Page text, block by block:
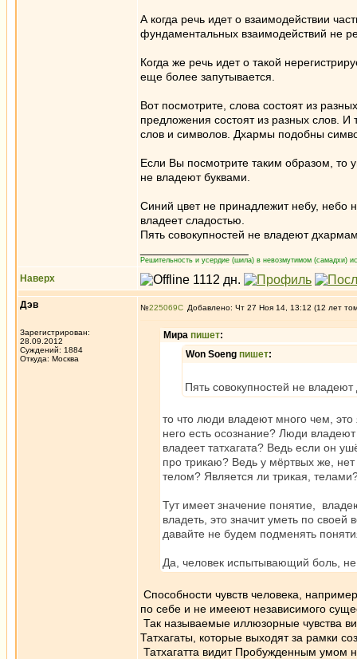
А когда речь идет о взаимодействии
фундаментальных взаимодействий не
Когда же речь идет о такой
еще более запутывается.
Вот посмотрите, слова состоят из
предложения состоят из разных слов.
слов и символов. Дхармы подобны
Если Вы посмотрите таким образом, то
не владеют буквами.
Синий цвет не принадлежит небу, небо
владеет сладостью.
Пять совокупностей не владеют
Решительность и усердие (шила) в невозмутимом (самадхи)
Наверх
Дэв
Зарегистрирован:
28.09.2012
Суждений: 1884
Откуда: Москва
№225069 Добавлено: Чт 27 Ноя 14, 13:12 (12 лет
Мира пишет:
Won Soeng пишет:
Пять совокупностей не
то что люди владеют много чем, это
него есть осознание? Люди
владеет татхагата? Ведь если он
про трикаю? Ведь у мёртвых же,
телом? Является ли трикая,
Тут имеет значение понятие,
владеть, это значит уметь по своей
давайте не будем подменять
Да, человек испытывающий боль,
Способности чувств человека,
по себе и не имееют независимого
Так называемые иллюзорные чувства
Татхагаты, которые выходят за рамки
Татхагатта видит Пробужденным